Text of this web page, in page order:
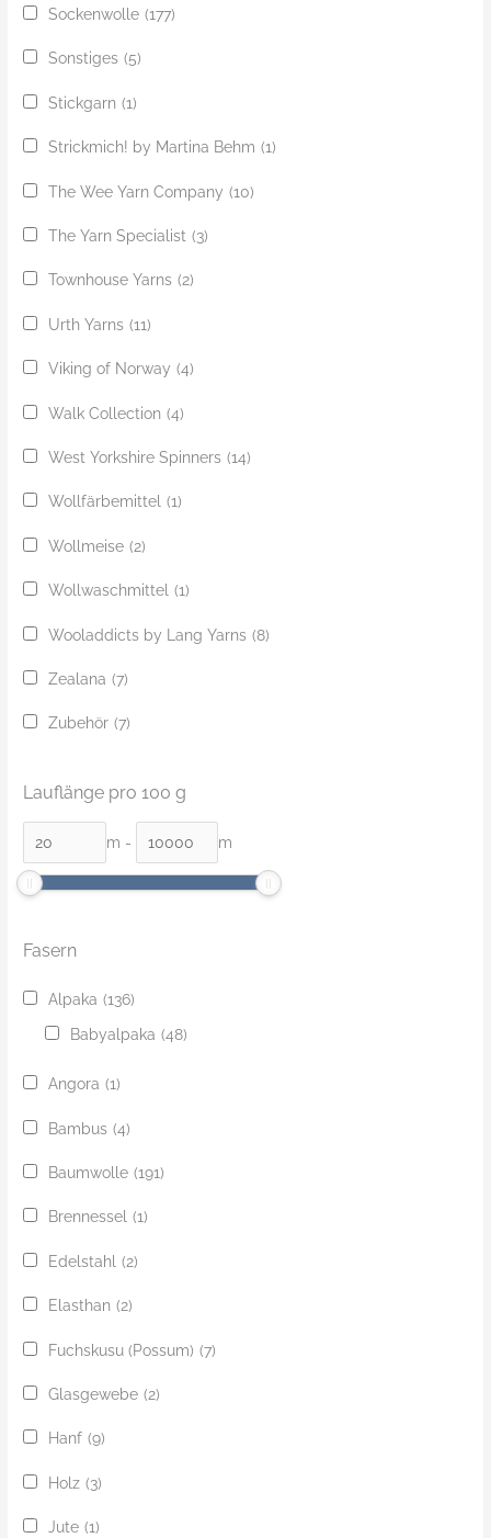
Sockenwolle (177)
Sonstiges (5)
Stickgarn (1)
Strickmich! by Martina Behm (1)
The Wee Yarn Company (10)
The Yarn Specialist (3)
Townhouse Yarns (2)
Urth Yarns (11)
Viking of Norway (4)
Walk Collection (4)
West Yorkshire Spinners (14)
Wollfärbemittel (1)
Wollmeise (2)
Wollwaschmittel (1)
Wooladdicts by Lang Yarns (8)
Zealana (7)
Zubehör (7)
Lauflänge pro 100 g
m - m
Fasern
Alpaka (136)
Babyalpaka (48)
Angora (1)
Bambus (4)
Baumwolle (191)
Brennessel (1)
Edelstahl (2)
Elasthan (2)
Fuchskusu (Possum) (7)
Glasgewebe (2)
Hanf (9)
Holz (3)
Jute (1)